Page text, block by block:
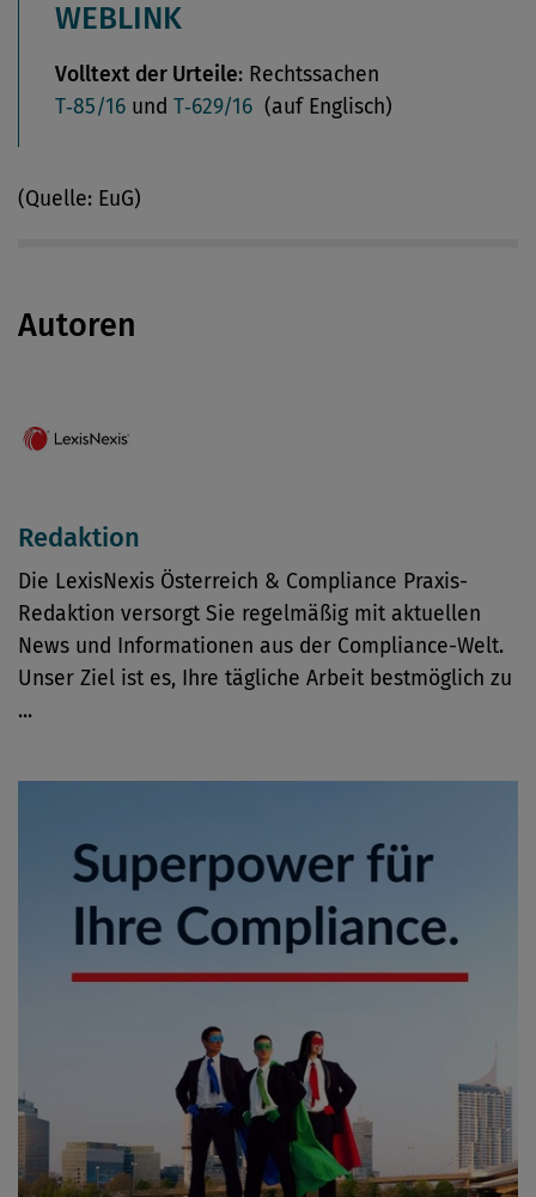
WEBLINK
Volltext der Urteile: Rechtssachen
T‑85/16 und T‑629/16 (auf Englisch)
(Quelle: EuG)
Autoren
Redaktion
Die LexisNexis Österreich & Compliance Praxis-
Redaktion versorgt Sie regelmäßig mit aktuellen
News und Informationen aus der Compliance-Welt.
Unser Ziel ist es, Ihre tägliche Arbeit bestmöglich zu
...